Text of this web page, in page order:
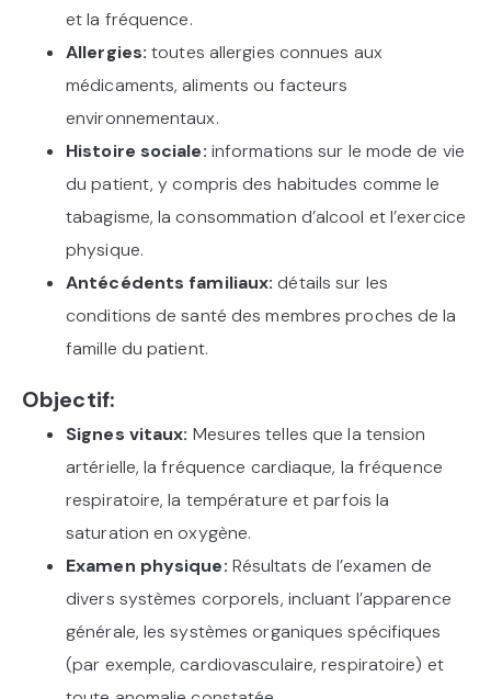
et la fréquence.
Allergies:toutes allergies connues aux
médicaments, aliments ou facteurs
environnementaux.
Histoire sociale: informations sur le mode de vie
du patient, y compris des habitudes comme le
tabagisme, la consommation d’alcool et l’exercice
physique.
Antécédents familiaux:détails sur les
conditions de santé des membres proches de la
famille du patient.
Objectif:
Signes vitaux: Mesures telles que la tension
artérielle, la fréquence cardiaque, la fréquence
respiratoire, la température et parfois la
saturation en oxygène.
Examen physique: Résultats de l’examen de
divers systèmes corporels, incluant l’apparence
générale, les systèmes organiques spécifiques
(par exemple, cardiovasculaire, respiratoire) et